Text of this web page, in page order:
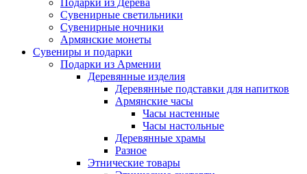
Подарки из Дерева
Сувенирные светильники
Сувенирные ночники
Армянские монеты
Сувениры и подарки
Подарки из Армении
Деревянные изделия
Деревянные подставки для напитков
Армянские часы
Часы настенные
Часы настольные
Деревянные храмы
Разное
Этнические товары